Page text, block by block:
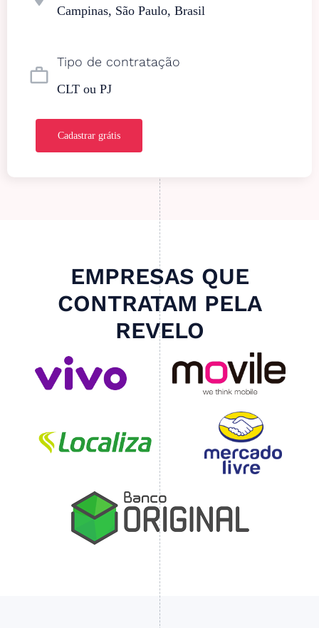
Campinas, São Paulo, Brasil
work_outline
Tipo de contratação
CLT ou PJ
Cadastrar grátis
EMPRESAS QUE
CONTRATAM PELA
REVELO